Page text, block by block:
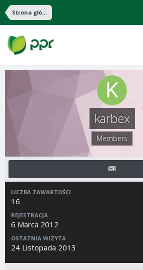
Strona główna
karbex
Members
LICZBA ZAWARTOŚCI
16
REJESTRACJA
6 Marca 2012
OSTATNIA WIZYTA
24 Listopada 2013